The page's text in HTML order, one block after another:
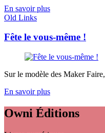
En savoir plus
Old Links
Fête le vous-même !
Sur le modèle des Maker
En savoir plus
Owni Éditions